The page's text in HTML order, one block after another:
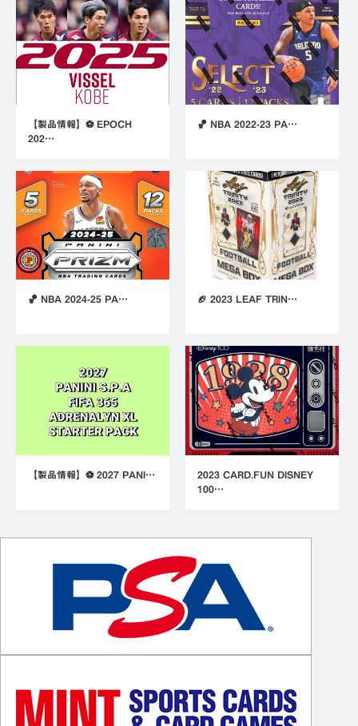
【製品情報】⚽ EPOCH
202…
🏀 NBA 2022-23 PA…
🏀 NBA 2024-25 PA… 🏈 2023 LEAF TRIN…
【製品情報】⚽ 2027 PANI…
2023 CARD.FUN DISNEY
100…